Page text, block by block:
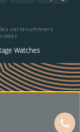
serienummers
Watches